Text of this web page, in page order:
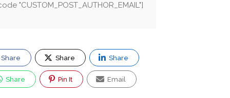
"CUSTOM_POST_AUTHOR_EMAIL"]
Share Share Share
Share Pin It Email